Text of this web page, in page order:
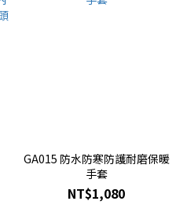
GA015 防水防寒防護耐磨保暖
手套
NT$1,080